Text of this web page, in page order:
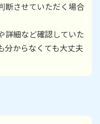
断させていただく場合
詳細など確認していた
分からなくても大丈夫